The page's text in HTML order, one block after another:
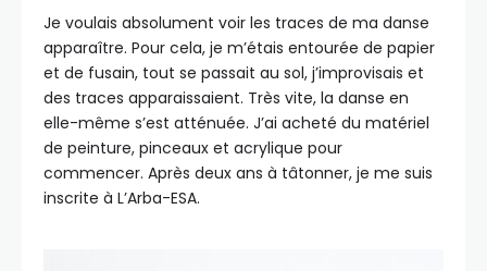
Je voulais absolument voir les traces de ma danse
apparaître. Pour cela, je m’étais entourée de papier
et de fusain, tout se passait au sol, j’improvisais et
des traces apparaissaient. Très vite, la danse en
elle-même s’est atténuée. J’ai acheté du matériel
de peinture, pinceaux et acrylique pour
commencer. Après deux ans à tâtonner, je me suis
inscrite à L’Arba-ESA.